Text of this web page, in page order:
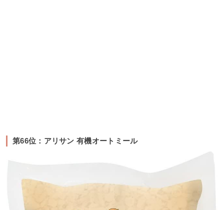
第66位：アリサン 有機オートミール